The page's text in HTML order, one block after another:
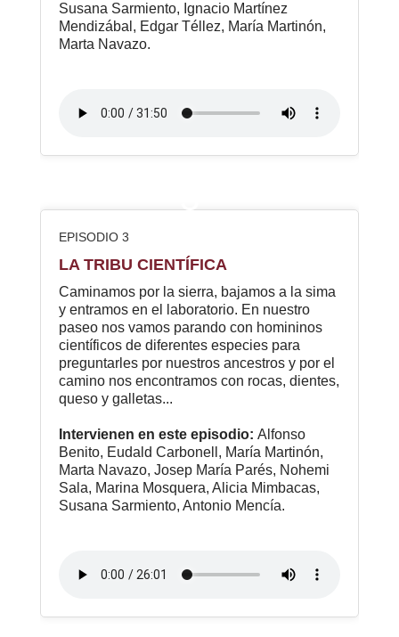
Susana Sarmiento, Ignacio Martínez
Mendizábal, Edgar Téllez, María Martinón,
Marta Navazo.
EPISODIO 3
LA TRIBU CIENTÍFICA
Caminamos por la sierra, bajamos a la sima
y entramos en el laboratorio. En nuestro
paseo nos vamos parando con homininos
científicos de diferentes especies para
preguntarles por nuestros ancestros y por el
camino nos encontramos con rocas, dientes,
queso y galletas...
Intervienen en este episodio: Alfonso
Benito, Eudald Carbonell, María Martinón,
Marta Navazo, Josep María Parés, Nohemi
Sala, Marina Mosquera, Alicia Mimbacas,
Susana Sarmiento, Antonio Mencía.